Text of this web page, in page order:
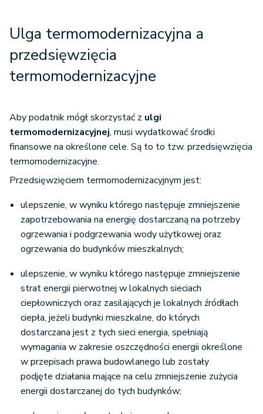
Ulga termomodernizacyjna a
przedsięwzięcia
termomodernizacyjne
Aby podatnik mógł skorzystać z ulgi
termomodernizacyjnej, musi wydatkować środki
finansowe na określone cele. Są to to tzw. przedsięwzięcia
termomodernizacyjne.
Przedsięwzięciem termomodernizacyjnym jest:
ulepszenie, w wyniku którego następuje zmniejszenie
zapotrzebowania na energię dostarczaną na potrzeby
ogrzewania i podgrzewania wody użytkowej oraz
ogrzewania do budynków mieszkalnych;
ulepszenie, w wyniku którego następuje zmniejszenie
strat energii pierwotnej w lokalnych sieciach
ciepłowniczych oraz zasilających je lokalnych źródłach
ciepła, jeżeli budynki mieszkalne, do których
dostarczana jest z tych sieci energia, spełniają
wymagania w zakresie oszczędności energii określone
w przepisach prawa budowlanego lub zostały
podjęte działania mające na celu zmniejszenie zużycia
energii dostarczanej do tych budynków;